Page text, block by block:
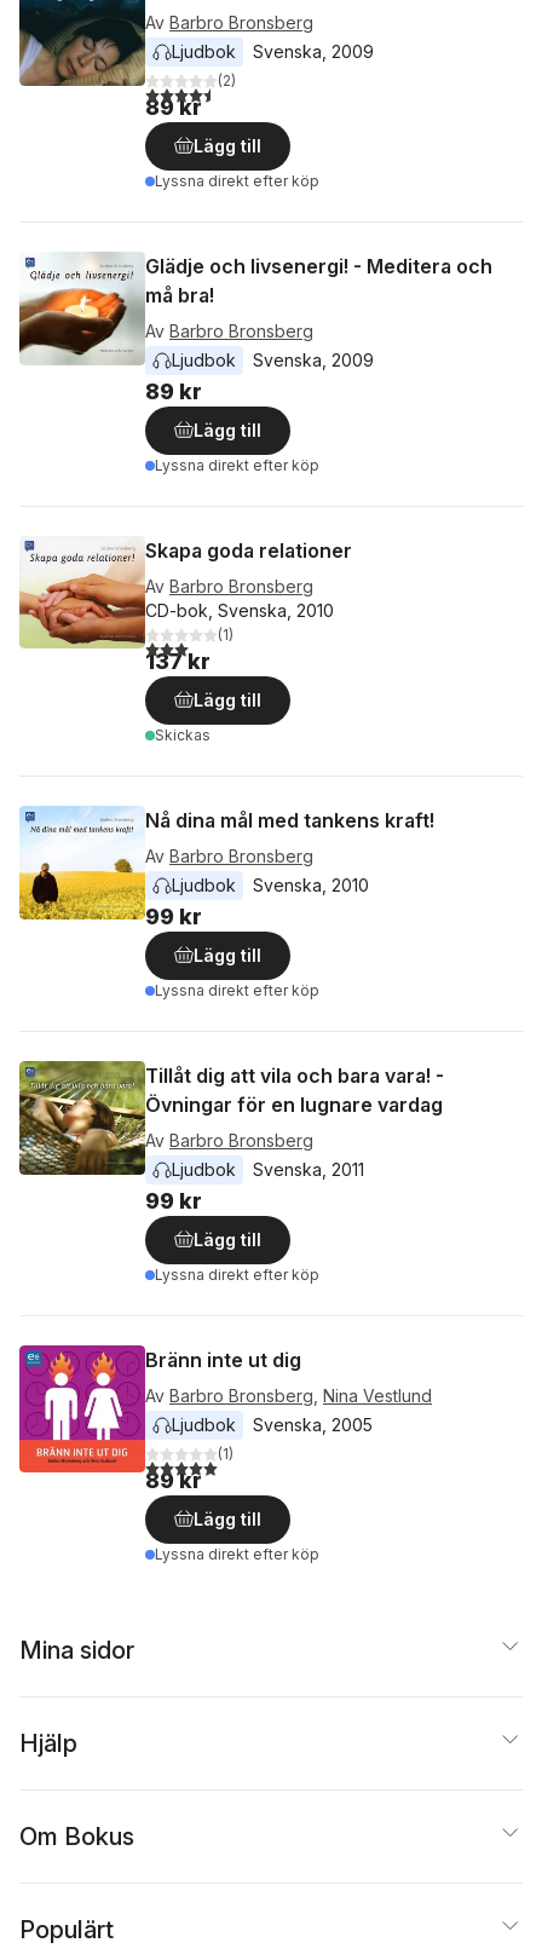
Av Barbro Bronsberg
Ljudbok
Svenska 2009
4,5utav 5 stjärnor. Totalt antal röster:
(2)
89 kr
Lägg till
Lyssna direkt efter köp
Glädje och livsenergi! - Meditera och
må bra!
Av Barbro Bronsberg
Ljudbok
Svenska 2009
89 kr
Lägg till
Lyssna direkt efter köp
Skapa goda relationer
Av Barbro Bronsberg
CD-bok, Svenska, 2010
3,0utav 5 stjärnor. Totalt antal röster:
(1)
137 kr
Lägg till
Skickas
Nå dina mål med tankens kraft!
Av Barbro Bronsberg
Ljudbok
Svenska 2010
99 kr
Lägg till
Lyssna direkt efter köp
Tillåt dig att vila och bara vara! -
Övningar för en lugnare vardag
Av Barbro Bronsberg
Ljudbok
Svenska 2011
99 kr
Lägg till
Lyssna direkt efter köp
Bränn inte ut dig
Av Barbro Bronsberg Nina Vestlund
Ljudbok
Svenska 2005
5,0utav 5 stjärnor. Totalt antal röster:
(1)
89 kr
Lägg till
Lyssna direkt efter köp
Mina sidor
Hjälp
Om Bokus
Populärt